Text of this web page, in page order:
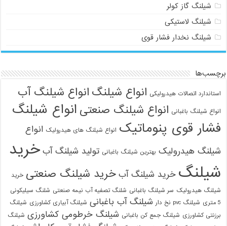
شیلنگ گاز کولر
شیلنگ لاستیکی
شیلنگ نخدار فشار قوی
برچسب‌ها
استاندارد اتصالات هیدرولیکی انواع شیلنگ انواع شیلنگ آب
انواع شیلنگ باغبانی انواع شیلنگ صنعتی انواع شیلنگ
فشار قوی پنوماتیک انواع شیلنگ های هیدرولیک انواع
شیلنگ هیدرولیک بهترین شیلنگ باغبانی تولید شیلنگ آب خرید
شیلنگ خرید شیلنگ آب خرید شیلنگ صنعتی خرید
شیلنگ هیدرولیک سر شیلنگ باغبانی شلنگ تصفیه آب نیمه صنعتی شلنگ سیلیکونی
5 متری
شیلنگ pvc نخ دار شیلنگ آب باغبانی شیلنگ آبیاری کشاورزی شیلنگ
برزنتی کشاورزی شیلنگ جمع کن باغبانی شیلنگ خرطومی کشاورزی شیلنگ